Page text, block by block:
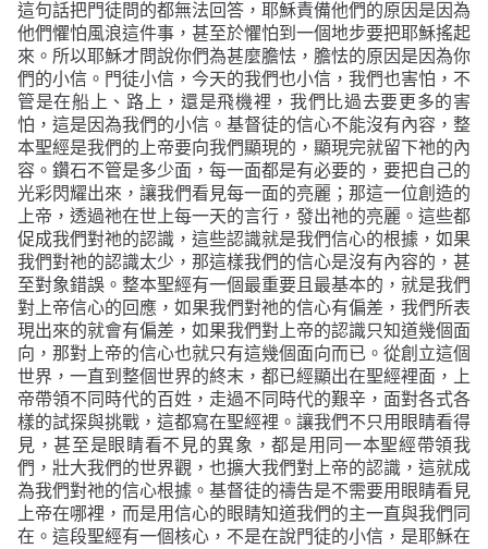
這句話把門徒問的都無法回答，耶穌責備他們的原因是因為
他們懼怕風浪這件事，甚至於懼怕到一個地步要把耶穌搖起
來。所以耶穌才問說你們為甚麼膽怯，膽怯的原因是因為你
們的小信。門徒小信，今天的我們也小信，我們也害怕，不
管是在船上、路上，還是飛機裡，我們比過去要更多的害
怕，這是因為我們的小信。基督徒的信心不能沒有內容，整
本聖經是我們的上帝要向我們顯現的，顯現完就留下祂的內
容。鑽石不管是多少面，每一面都是有必要的，要把自己的
光彩閃耀出來，讓我們看見每一面的亮麗；那這一位創造的
上帝，透過祂在世上每一天的言行，發出祂的亮麗。這些都
促成我們對祂的認識，這些認識就是我們信心的根據，如果
我們對祂的認識太少，那這樣我們的信心是沒有內容的，甚
至對象錯誤。整本聖經有一個最重要且最基本的，就是我們
對上帝信心的回應，如果我們對祂的信心有偏差，我們所表
現出來的就會有偏差，如果我們對上帝的認識只知道幾個面
向，那對上帝的信心也就只有這幾個面向而已。從創立這個
世界，一直到整個世界的終末，都已經顯出在聖經裡面，上
帝帶領不同時代的百姓，走過不同時代的艱辛，面對各式各
樣的試探與挑戰，這都寫在聖經裡。讓我們不只用眼睛看得
見，甚至是眼睛看不見的異象，都是用同一本聖經帶領我
們，壯大我們的世界觀，也擴大我們對上帝的認識，這就成
為我們對祂的信心根據。基督徒的禱告是不需要用眼睛看見
上帝在哪裡，而是用信心的眼睛知道我們的主一直與我們同
在。這段聖經有一個核心，不是在說門徒的小信，是耶穌在